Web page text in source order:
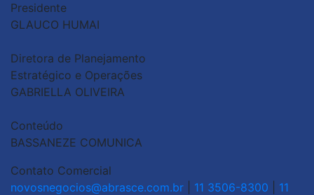
Presidente
GLAUCO HUMAI
Diretora de Planejamento
Estratégico e Operações
GABRIELLA OLIVEIRA
Conteúdo
BASSANEZE COMUNICA
Contato Comercial
novosnegocios@abrasce.com.br
11 3506-8300
11